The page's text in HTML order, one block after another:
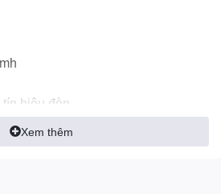
hiệu đèn,
không tiếp xúc
Xem thêm